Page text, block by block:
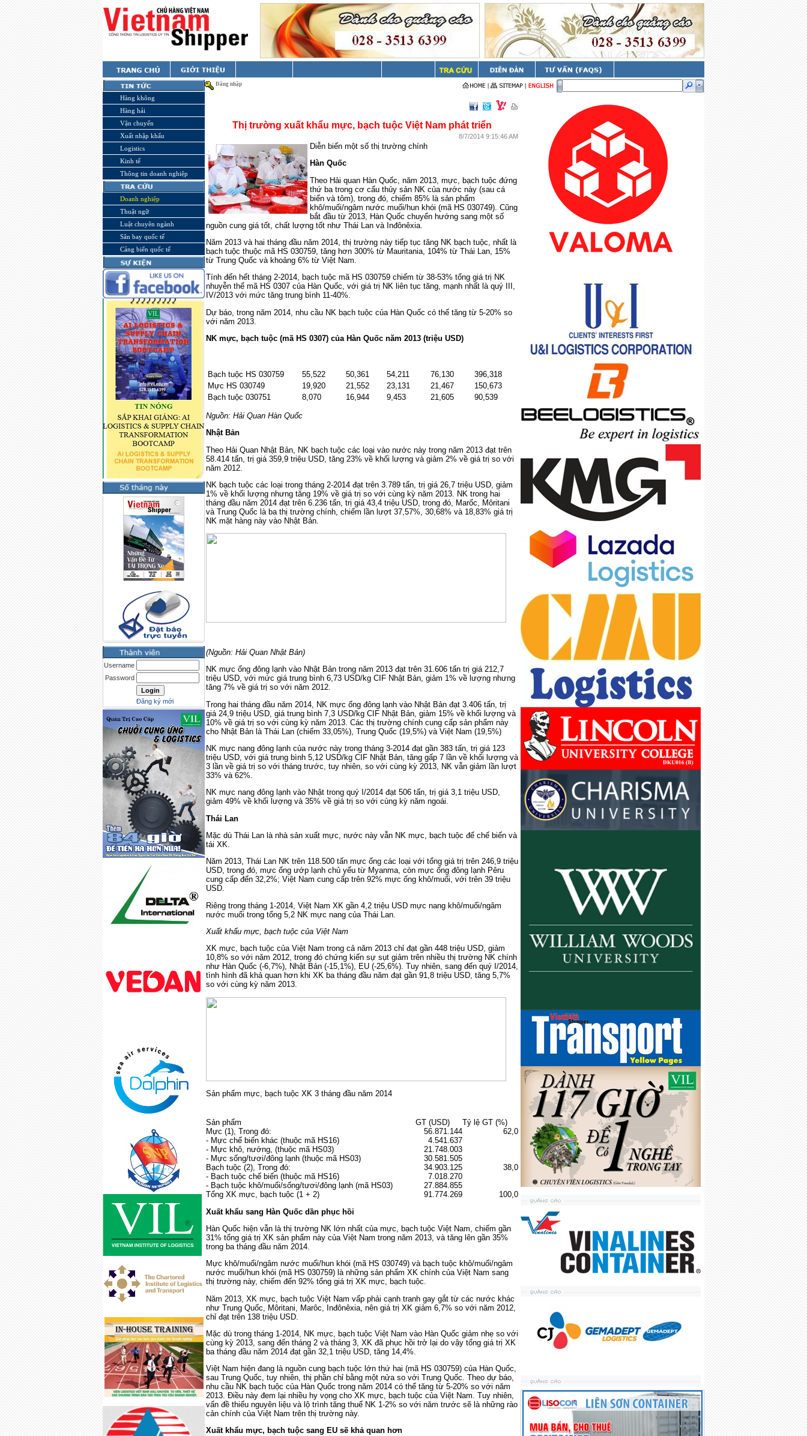
Hàng không
Hàng hải
Vận chuyển
Xuất nhập khẩu
Logistics
Kinh tế
Thông tin doanh nghiệp
Doanh nghiệp
Thuật ngữ
Luật chuyên ngành
Sân bay quốc tế
Cảng biển quốc tế
Username
Password
Đăng ký mới
Đăng nhập
Thị trường xuất khẩu mực, bạch tuộc Việt Nam phát triển
8/7/2014 9:15:46 AM
Diễn biến một số thị trường chính
Hàn Quốc
Theo Hải quan Hàn Quốc, năm 2013, mực, bạch tuộc đứng
thứ ba trong cơ cấu thủy sản NK của nước này (sau cá
biển và tôm), trong đó, chiếm 85% là sản phẩm
khô/muối/ngâm nước muối/hun khói (mã HS 030749). Cũng
bắt đầu từ 2013, Hàn Quốc chuyển hướng sang một số
nguồn cung giá tốt, chất lượng tốt như Thái Lan và Inđônêxia.
Năm 2013 và hai tháng đầu năm 2014, thị trường này tiếp tục tăng NK bạch tuộc, nhất là
bạch tuộc thuộc mã HS 030759, tăng hơn 300% từ Mauritania, 104% từ Thái Lan, 15%
từ Trung Quốc và khoảng 6% từ Việt Nam.
Tính đến hết tháng 2-2014, bạch tuộc mã HS 030759 chiếm từ 38-53% tổng giá trị NK
nhuyễn thể mã HS 0307 của Hàn Quốc, với giá trị NK liên tục tăng, mạnh nhất là quý III,
IV/2013 với mức tăng trung bình 11-40%.
Dự báo, trong năm 2014, nhu cầu NK bạch tuộc của Hàn Quốc có thể tăng từ 5-20% so
với năm 2013.
NK mực, bạch tuộc (mã HS 0307) của Hàn Quốc năm 2013 (triệu USD)
Bạch tuộc HS 030759 55,522 50,361 54,211 76,130
396,318
Mực HS 030749
19,920 21,552 23,131 21,467
150,673
Bạch tuộc 030751
8,070 16,944 9,453 21,605 90,539
Nguồn: Hải Quan Hàn Quốc
Nhật Bản
Theo Hải Quan Nhật Bản, NK bạch tuộc các loại vào nước này trong năm 2013 đạt trên
58.414 tấn, trị giá 359,9 triệu USD, tăng 23% về khối lượng và giảm 2% về giá trị so với
năm 2012.
NK bạch tuộc các loại trong tháng 2-2014 đạt trên 3.789 tấn, trị giá 26,7 triệu USD, giảm
1% về khối lượng nhưng tăng 19% về giá trị so với cùng kỳ năm 2013. NK trong hai
tháng đầu năm 2014 đạt trên 6.236 tấn, trị giá 43,4 triệu USD, trong đó, Marốc, Môritani
và Trung Quốc là ba thị trường chính, chiếm lần lượt 37,57%, 30,68% và 18,83% giá trị
NK mặt hàng này vào Nhật Bản.
(Nguồn: Hải Quan Nhật Bản)
NK mực ống đông lạnh vào Nhật Bản trong năm 2013 đạt trên 31.606 tấn trị giá 212,7
triệu USD, với mức giá trung bình 6,73 USD/kg CIF Nhật Bản, giảm 1% về lượng nhưng
tăng 7% về giá trị so với năm 2012.
Trong hai tháng đầu năm 2014, NK mực ống đông lạnh vào Nhật Bản đạt 3.406 tấn, trị
giá 24,9 triệu USD, giá trung bình 7,3 USD/kg CIF Nhật Bản, giảm 15% về khối lượng và
10% về giá trị so với cùng kỳ năm 2013. Các thị trường chính cung cấp sản phẩm này
cho Nhật Bản là Thái Lan (chiếm 33,05%), Trung Quốc (19,5%) và Việt Nam (19,5%)
NK mực nang đông lạnh của nước này trong tháng 3-2014 đạt gần 383 tấn, trị giá 123
triệu USD, với giá trung bình 5,12 USD/kg CIF Nhật Bản, tăng gấp 7 lần về khối lượng và
3 lần về giá trị so với tháng trước, tuy nhiên, so với cùng kỳ 2013, NK vẫn giảm lần lượt
33% và 62%.
NK mực nang đông lạnh vào Nhật trong quý I/2014 đạt 506 tấn, trị giá 3,1 triệu USD,
giảm 49% về khối lượng và 35% về giá trị so với cùng kỳ năm ngoái.
Thái Lan
Mặc dù Thái Lan là nhà sản xuất mực, nước này vẫn NK mực, bạch tuộc để chế biến và
tái XK.
Năm 2013, Thái Lan NK trên 118.500 tấn mực ống các loại với tổng giá trị trên 246,9 triệu
USD, trong đó, mực ống ướp lạnh chủ yếu từ Myanma, còn mực ống đông lạnh Pêru
cung cấp đến 32,2%; Việt Nam cung cấp trên 92% mực ống khô/muối, với trên 39 triệu
USD.
Riêng trong tháng 1-2014, Việt Nam XK gần 4,2 triệu USD mực nang khô/muối/ngâm
nước muối trong tổng 5,2 NK mực nang của Thái Lan.
Xuất khẩu mực, bạch tuộc của Việt Nam
XK mực, bạch tuộc của Việt Nam trong cả năm 2013 chỉ đạt gần 448 triệu USD, giảm
10,8% so với năm 2012, trong đó chứng kiến sự sụt giảm trên nhiều thị trường NK chính
như Hàn Quốc (-6,7%), Nhật Bản (-15,1%), EU (-25,6%). Tuy nhiên, sang đến quý I/2014,
tình hình đã khả quan hơn khi XK ba tháng đầu năm đạt gần 91,8 triệu USD, tăng 5,7%
so với cùng kỳ năm 2013.
Sản phẩm mực, bạch tuộc XK 3 tháng đầu năm 2014
Sản phẩm GT (USD)
Tỷ lệ GT (%)
Mực (1), Trong đó:
56.871.144
62,0
- Mực chế biến khác (thuộc mã HS16)
4.541.637
- Mực khô, nướng, (thuộc mã HS03)
21.748.003
- Mực sống/tươi/đông lạnh (thuộc mã HS03)
30.581.505
Bạch tuộc (2), Trong đó:
34.903.125
38,0
- Bạch tuộc chế biến (thuộc mã HS16)
7.018.270
- Bạch tuộc khô/muối/sống/tươi/đông lạnh (mã HS03)
27.884.855
Tổng XK mực, bạch tuộc (1 + 2)
91.774.269
100,0
Xuất khẩu sang Hàn Quốc dần phục hồi
Hàn Quốc hiện vẫn là thị trường NK lớn nhất của mực, bạch tuộc Việt Nam, chiếm gần
31% tổng giá trị XK sản phẩm này của Việt Nam trong năm 2013, và tăng lên gần 35%
trong ba tháng đầu năm 2014.
Mực khô/muối/ngâm nước muối/hun khói (mã HS 030749) và bạch tuộc khô/muối/ngâm
nước muối/hun khói (mã HS 030759) là những sản phẩm XK chính của Việt Nam sang
thị trường này, chiếm đến 92% tổng giá trị XK mực, bạch tuộc.
Năm 2013, XK mực, bạch tuộc Việt Nam vấp phải cạnh tranh gay gắt từ các nước khác
như Trung Quốc, Môritani, Marôc, Inđônêxia, nên giá trị XK giảm 6,7% so với năm 2012,
chỉ đạt trên 138 triệu USD.
Mặc dù trong tháng 1-2014, NK mực, bạch tuộc Việt Nam vào Hàn Quốc giảm nhẹ so với
cùng kỳ 2013, sang đến tháng 2 và tháng 3, XK đã phục hồi trở lại do vậy tổng giá trị XK
ba tháng đầu năm 2014 đạt gần 32,1 triệu USD, tăng 14,4%.
Việt Nam hiện đang là nguồn cung bạch tuộc lớn thứ hai (mã HS 030759) của Hàn Quốc,
sau Trung Quốc, tuy nhiên, thị phần chỉ bằng một nửa so với Trung Quốc. Theo dự báo,
nhu cầu NK bạch tuộc của Hàn Quốc trong năm 2014 có thể tăng từ 5-20% so với năm
2013. Điều này đem lại nhiều hy vọng cho XK mực, bạch tuộc của Việt Nam. Tuy nhiên,
vấn đề thiếu nguyên liệu và lộ trình tăng thuế NK 1-2% so với năm trước sẽ là những rào
cản chính của Việt Nam trên thị trường này.
Xuất khẩu mực, bạch tuộc sang EU sẽ khả quan hơn